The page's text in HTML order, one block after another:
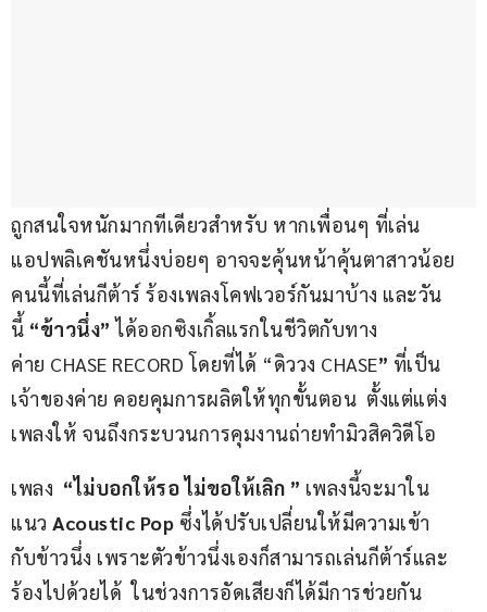
ถูกสนใจหนักมากทีเดียวสำหรับ หากเพื่อนๆ ที่เล่น
แอปพลิเคชันหนึ่งบ่อยๆ อาจจะคุ้นหน้าคุ้นตาสาวน้อย
คนนี้ที่เล่นกีต้าร์ ร้องเพลงโคฟเวอร์กันมาบ้าง และวัน
นี้ “ข้าวนึ่ง” ได้ออกซิงเกิ้ลแรกในชีวิตกับทาง
ค่าย CHASE RECORD โดยที่ได้ “ดิววง CHASE” ที่เป็น
เจ้าของค่าย คอยคุมการผลิตให้ทุกขั้นตอน  ตั้งแต่แต่ง
เพลงให้ จนถึงกระบวนการคุมงานถ่ายทำมิวสิควิดีโอ
เพลง “ไม่บอกให้รอ ไม่ขอให้เลิก ” เพลงนี้จะมาใน
แนว Acoustic Pop ซึ่งได้ปรับเปลี่ยนให้มีความเข้า
กับข้าวนึ่ง เพราะตัวข้าวนึ่งเองก็สามารถเล่นกีต้าร์และ
ร้องไปด้วยได้  ในช่วงการอัดเสียงก็ได้มีการช่วยกัน